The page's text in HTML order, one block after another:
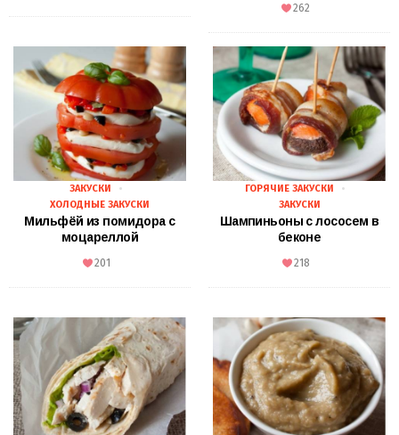
262
ЗАКУСКИ
ХОЛОДНЫЕ ЗАКУСКИ
Мильфёй из помидора с
моцареллой
201
ГОРЯЧИЕ ЗАКУСКИ
ЗАКУСКИ
Шампиньоны с лососем в
беконе
218